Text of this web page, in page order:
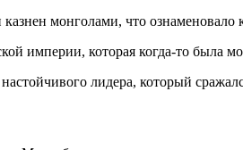
монголами, что ознаменовало
империи, которая когда-то
лидера, который